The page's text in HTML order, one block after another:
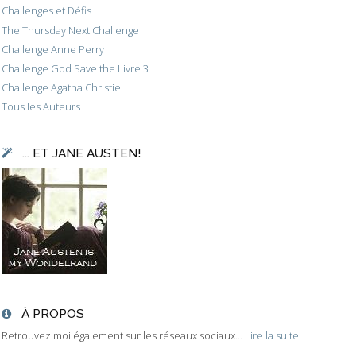
Challenges et Défis
The Thursday Next Challenge
Challenge Anne Perry
Challenge God Save the Livre 3
Challenge Agatha Christie
Tous les Auteurs
... ET JANE AUSTEN!
À PROPOS
Retrouvez moi également sur les réseaux sociaux... Lire la suite